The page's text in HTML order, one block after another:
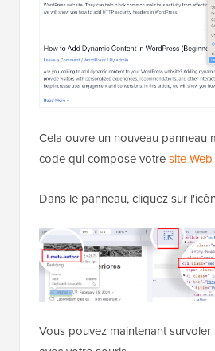
Cela ouvre un nouveau panneau
code qui compose votresite
Dans le panneau, cliquez sur
Vous pouvez maintenant